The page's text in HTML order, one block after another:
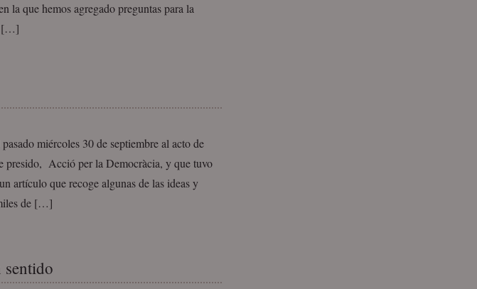
la que hemos agregado preguntas para la
[…]
miércoles 30 de septiembre al acto de
presido, Acció per la Democràcia, y que tuvo
artículo que recoge algunas de las ideas y
de […]
sentido